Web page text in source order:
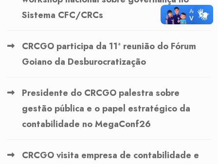
Sistema CFC/CRCs
CRCGO participa da 11ª reunião do Fórum
Goiano da Desburocratização
Presidente do CRCGO palestra sobre
gestão pública e o papel estratégico da
contabilidade no MegaConf26
CRCGO visita empresa de contabilidade e